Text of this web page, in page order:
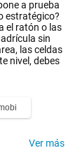
a prueba
estratégico?
el ratón o las
sin
las celdas
nivel, debes
Ver más